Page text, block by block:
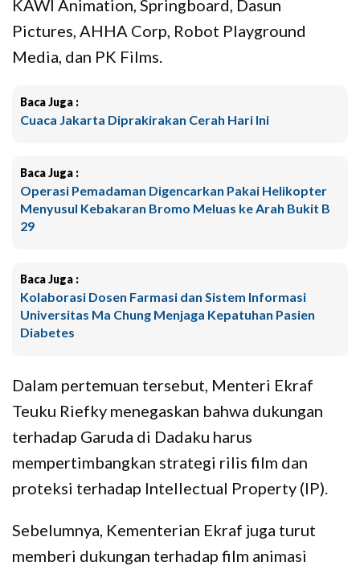
KAWI Animation, Springboard, Dasun
Pictures, AHHA Corp, Robot Playground
Media, dan PK Films.
Baca Juga :
Cuaca Jakarta Diprakirakan Cerah Hari Ini
Baca Juga :
Operasi Pemadaman Digencarkan Pakai Helikopter
Menyusul Kebakaran Bromo Meluas ke Arah Bukit B
29
Baca Juga :
Kolaborasi Dosen Farmasi dan Sistem Informasi
Universitas Ma Chung Menjaga Kepatuhan Pasien
Diabetes
Dalam pertemuan tersebut, Menteri Ekraf
Teuku Riefky menegaskan bahwa dukungan
terhadap Garuda di Dadaku harus
mempertimbangkan strategi rilis film dan
proteksi terhadap Intellectual Property (IP).
Sebelumnya, Kementerian Ekraf juga turut
memberi dukungan terhadap film animasi